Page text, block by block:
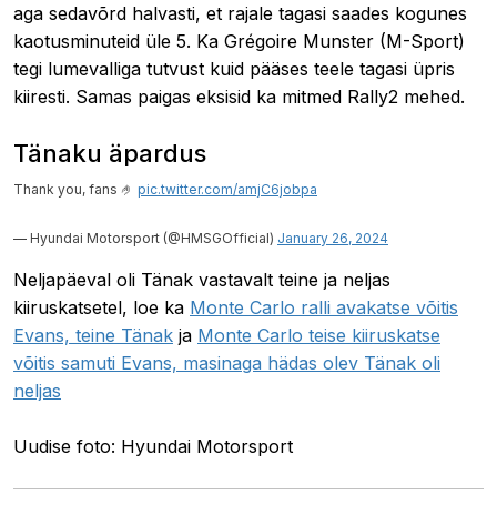
aga sedavõrd halvasti, et rajale tagasi saades kogunes
kaotusminuteid üle 5. Ka Grégoire Munster (M-Sport)
tegi lumevalliga tutvust kuid pääses teele tagasi üpris
kiiresti. Samas paigas eksisid ka mitmed Rally2 mehed.
Tänaku äpardus
Thank you, fans 🤌 pic.twitter.com/amjC6jobpa
— Hyundai Motorsport (@HMSGOfficial) January 26, 2024
Neljapäeval oli Tänak vastavalt teine ja neljas
kiiruskatsetel, loe ka Monte Carlo ralli avakatse võitis
Evans, teine Tänak ja Monte Carlo teise kiiruskatse
võitis samuti Evans, masinaga hädas olev Tänak oli
neljas
Uudise foto: Hyundai Motorsport